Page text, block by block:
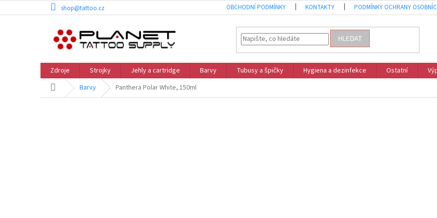
na
shop@tattoo.cz OBCHODNÍ PODMÍNKY KONTAKTY PODMÍNKY OCHRANY
HLEDAT
Zdroje Strojky Jehly a cartridge Barvy Tubusy a špičky Hygiena a dezinfekce Ostatní
Domů Barvy Panthera Polar White, 150ml